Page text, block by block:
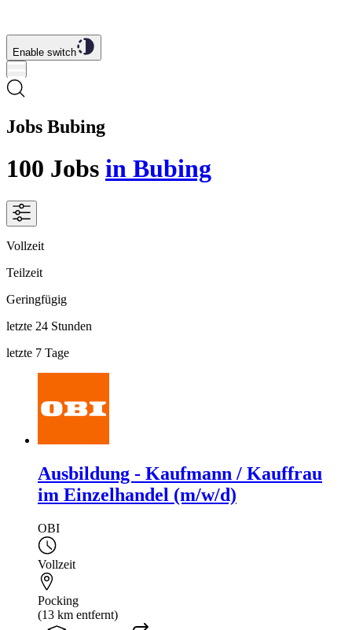
Enable switch
Jobs Bubing
100 Jobs in Bubing
Vollzeit
Teilzeit
Geringfügig
letzte 24 Stunden
letzte 7 Tage
Ausbildung - Kaufmann / Kauffrau
im Einzelhandel (m/w/d)
OBI
Vollzeit
Pocking
(13 km entfernt)